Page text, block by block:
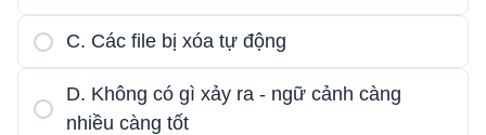
C. Các file bị xóa tự động
D. Không có gì xảy ra - ngữ cảnh càng
nhiều càng tốt